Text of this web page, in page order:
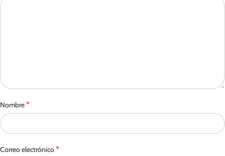
Nombre*
Correo electrónico*